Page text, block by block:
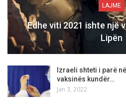
LAJME
Edhe viti 2021 ishte një
Lipën
Izraeli shteti i parë
vaksinës kundër…
Jan 3, 2022